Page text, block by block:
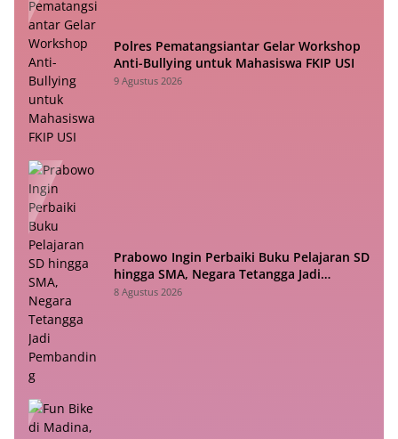
Polres Pematangsiantar Gelar Workshop
Anti-Bullying untuk Mahasiswa FKIP USI
9 Agustus 2026
Prabowo Ingin Perbaiki Buku Pelajaran SD
hingga SMA, Negara Tetangga Jadi
Pembanding
8 Agustus 2026